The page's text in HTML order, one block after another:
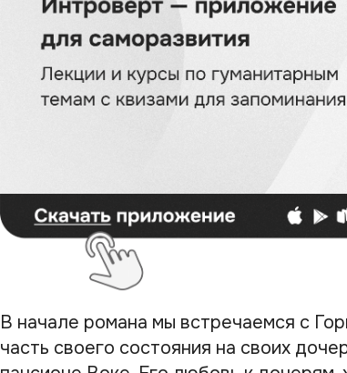
В начале романа мы встречаемся с
часть своего состояния на своих